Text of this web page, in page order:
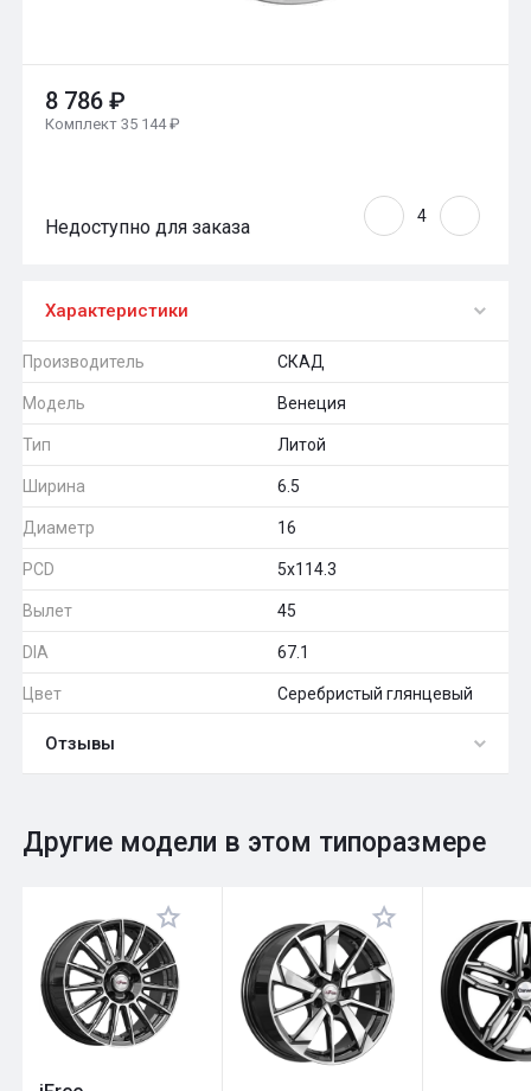
8 786 ₽
Комплект 35 144 ₽
Недоступно для заказа
Характеристики
Производитель СКАД
Модель Венеция
Тип Литой
Ширина 6.5
Диаметр 16
PCD 5x114.3
Вылет 45
DIA 67.1
Цвет Серебристый глянцевый
Отзывы
Оставить отзыв
Общий рейтинг 0
Другие модели в этом типоразмере